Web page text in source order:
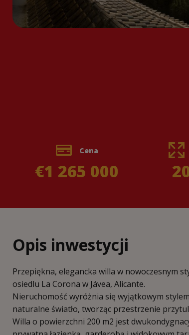
Cena
€1 265 000
Opis inwestycji
Przepiękna, elegancka willa w nowoczesnym
osiedlu La Corona w Jávea, Alicante.
Nieruchomość wyróżnia się wyjątkowym
naturalne światło, tworząc przestrzenie
Willa o powierzchni 200 m2 jest